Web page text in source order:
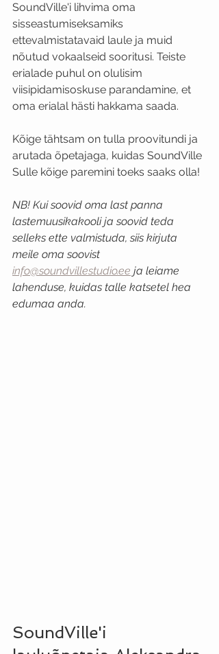
SoundVille'i lihvima oma
sisseastumiseksamiks
ettevalmistatavaid laule ja muid
nõutud vokaalseid sooritusi. Teiste
erialade puhul on olulisim
viisipidamisoskuse parandamine, et
oma erialal hästi hakkama saada.
Kõige tähtsam on tulla proovitundi ja
arutada õpetajaga, kuidas SoundVille
Sulle kõige paremini toeks saaks olla!
NB! Kui soovid oma last panna
lastemuusikakooli ja soovid teda
selleks ette valmistuda, siis kirjuta
meile oma soovist
info@soundvillestudio.ee ja leiame
lahenduse, kuidas talle katsetel hea
edumaa anda.
SoundVille'i